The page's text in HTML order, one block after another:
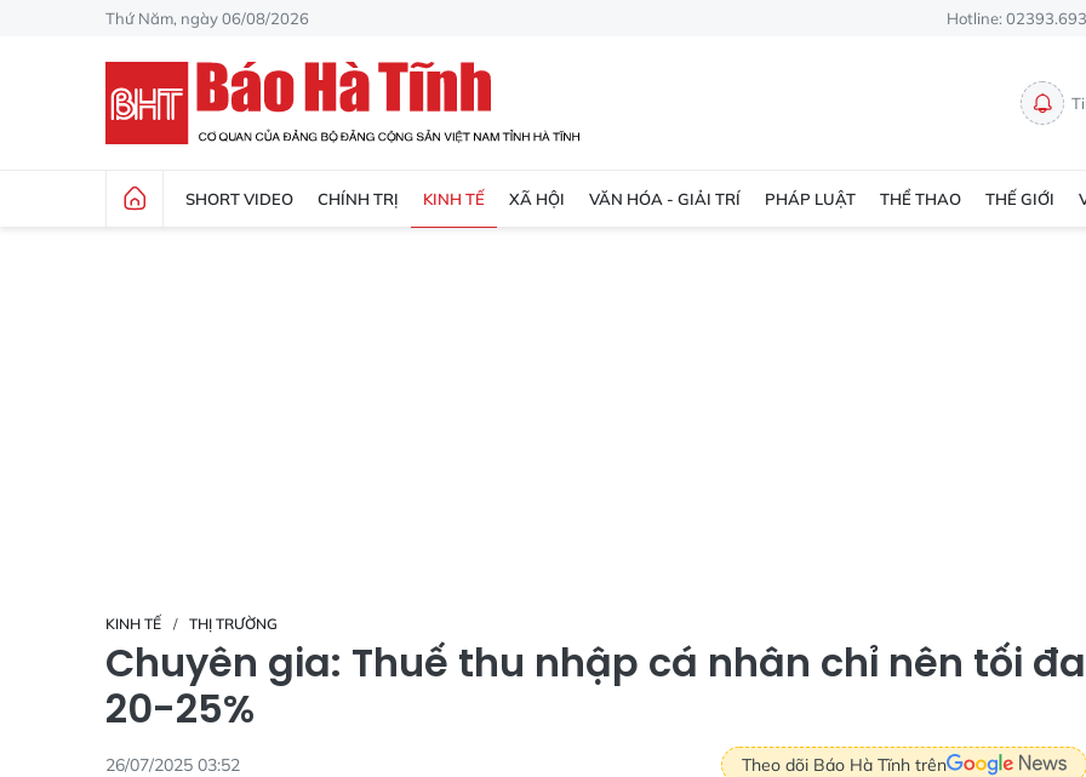
Thứ Năm, ngày 06/08/2026 Hotline:
SHORT VIDEO CHÍNH TRỊ KINH TẾ XÃ HỘI VĂN HÓA - GIẢI TRÍ PHÁP LUẬT THỂ THAO THẾ GIỚI
KINH TẾ THỊ TRƯỜNG
Chuyên gia: Thuế thu nhập cá nhân chỉ nên tối đa
20-25%
26/07/2025 03:52 Theo dõi Báo Hà Tĩnh trên